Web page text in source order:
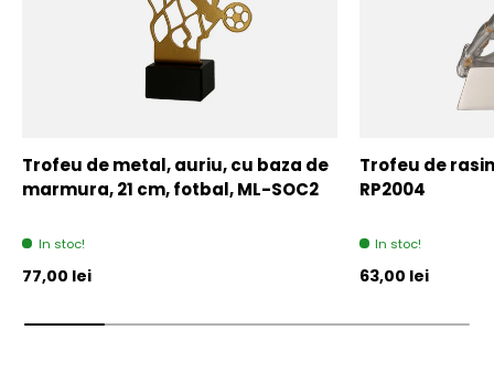
Trofeu de metal, auriu, cu baza de
marmura, 21 cm, fotbal, ML-SOC2
In stoc!
Pret initial
77,00 lei
Trofeu de
RP2004
In stoc!
Pret initial
63,00 lei